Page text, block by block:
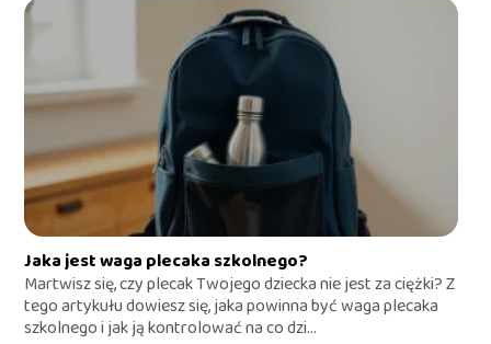
Jaka jest waga plecaka szkolnego?
Martwisz się, czy plecak Twojego dziecka nie jest za ciężki? Z
tego artykułu dowiesz się, jaka powinna być waga plecaka
szkolnego i jak ją kontrolować na co dzi...